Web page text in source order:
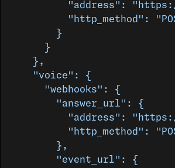
"address":
"http_method":
        }
      }
    },
    "voice": {
      "webhooks": {
        "answer_url": {
"address":
"http_method":
        },
        "event_url": {